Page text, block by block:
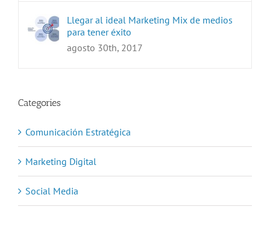
Llegar al ideal Marketing Mix de medios
para tener éxito
agosto 30th, 2017
Categories
Comunicación Estratégica
Marketing Digital
Social Media